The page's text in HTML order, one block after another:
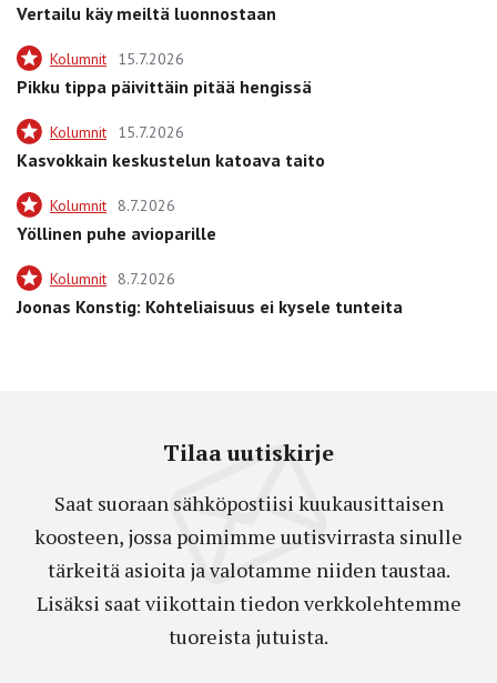
Vertailu käy meiltä luonnostaan
Kolumnit 15.7.2026
Pikku tippa päivittäin pitää hengissä
Kolumnit 15.7.2026
Kasvokkain keskustelun katoava taito
Kolumnit 8.7.2026
Yöllinen puhe avioparille
Kolumnit 8.7.2026
Joonas Konstig: Kohteliaisuus ei kysele tunteita
Tilaa uutiskirje
Saat suoraan sähköpostiisi kuukausittaisen
koosteen, jossa poimimme uutisvirrasta sinulle
tärkeitä asioita ja valotamme niiden taustaa.
Lisäksi saat viikottain tiedon verkkolehtemme
tuoreista jutuista.